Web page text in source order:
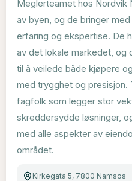
Meglerteamet hos Nordvik
av byen, og de bringer
erfaring og ekspertise. De
av det lokale markedet, og
til å veilede både kjøpere
med trygghet og presisjon.
fagfolk som legger stor
skreddersydde løsninger,
med alle aspekter av
området.
Kirkegata 5, 7800 Namsos